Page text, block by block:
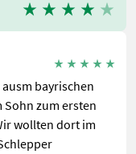
bayrischen
Sohn zum ersten
wollten dort im